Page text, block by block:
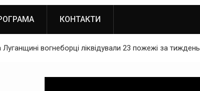
КОНТАКТИ
Луганщині вогнеборці ліквідували 23 пожежі за тиждень